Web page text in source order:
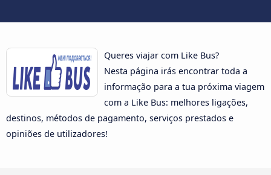
Queres viajar com Like Bus?
Nesta página irás encontrar toda a
informação para a tua próxima viagem
com a Like Bus: melhores ligações,
destinos, métodos de pagamento, serviços prestados e
opiniões de utilizadores!